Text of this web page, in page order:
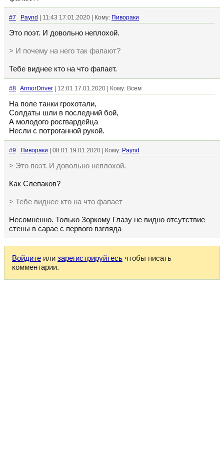
#7 Paynd | 11:43 17.01.2020 | Кому: Пивораки
Это поэт. И довольно неплохой.
> И почему на него так фапают?
Тебе виднее кто на что фапает.
#8 ArmorDriver | 12:01 17.01.2020 | Кому: Всем
На поле танки грохотали,
Солдаты шли в последний бой,
А молодого росгвардейца
Несли с потроганной рукой.
#9 Пивораки | 08:01 19.01.2020 | Кому: Paynd
> Это поэт. И довольно неплохой.
Как Слепаков?
> Тебе виднее кто на что фапает
Несомненно. Только Зоркому Глазу не видно отсутствие
стены в сарае с первого взгляда
Войдите или зарегистрируйтесь чтобы писать
комментарии.